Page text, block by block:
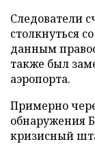
Следователи
столкнуться
данным
также был
аэропорта.
Примерно
обнаружения
кризисный